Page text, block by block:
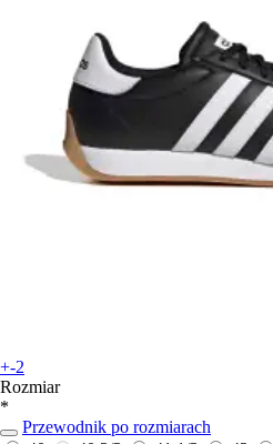
+-2
Rozmiar
*
Przewodnik po rozmiarach